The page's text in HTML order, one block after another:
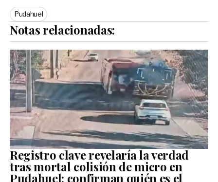
Pudahuel
Notas relacionadas:
Registro clave revelaría la verdad
tras mortal colisión de micro en
Pudahuel: confirman quién es el